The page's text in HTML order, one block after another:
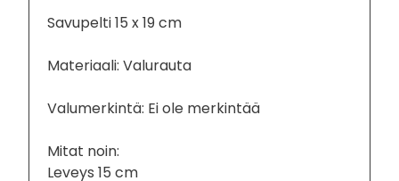
Savupelti 15 x 19 cm
Materiaali: Valurauta
Valumerkintä: Ei ole merkintää
Mitat noin:
Leveys 15 cm